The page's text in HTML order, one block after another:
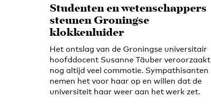
Studenten en wetenschappers
steunen Groningse
klokkenluider
Het ontslag van de Groningse universitair
hoofddocent Susanne Täuber veroorzaakt
nog altijd veel commotie. Sympathisanten
nemen het voor haar op en willen dat de
universiteit haar weer aan het werk zet.